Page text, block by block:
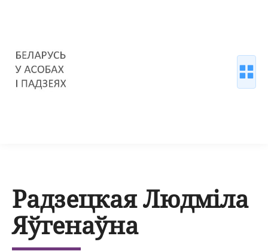
Радзецкая Людміла
Яўгенаўна